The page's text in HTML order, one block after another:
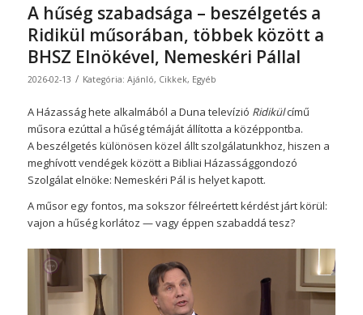
A hűség szabadsága – beszélgetés a
Ridikül műsorában, többek között a
BHSZ Elnökével, Nemeskéri Pállal
2026-02-13 / Kategória: Ajánló, Cikkek, Egyéb
A Házasság hete alkalmából a Duna televízió Ridikülcímű
műsora ezúttal a hűség témáját állította a középpontba.
A beszélgetés különösen közel állt szolgálatunkhoz, hiszen a
meghívott vendégek között a Bibliai Házassággondozó
Szolgálat elnöke: Nemeskéri Pál is helyet kapott.
A műsor egy fontos, ma sokszor félreértett kérdést járt körül:
vajon a hűség korlátoz — vagy éppen szabaddá tesz?